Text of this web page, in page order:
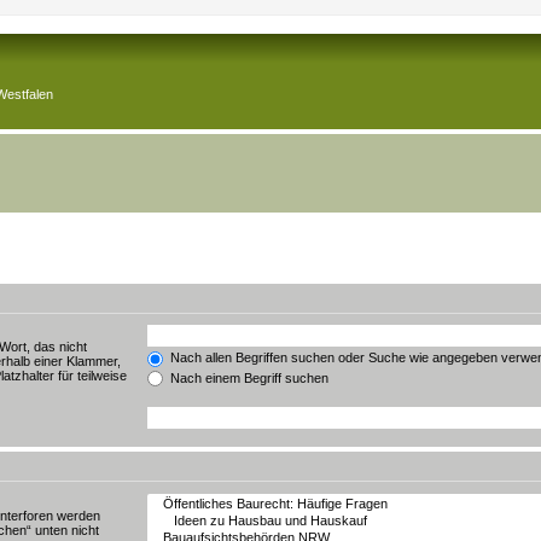
das nicht
einer Klammer,
für teilweise
Nach allen Begriffen suchen oder Suche wie angegeben
Nach einem Begriff suchen
werden
unten nicht